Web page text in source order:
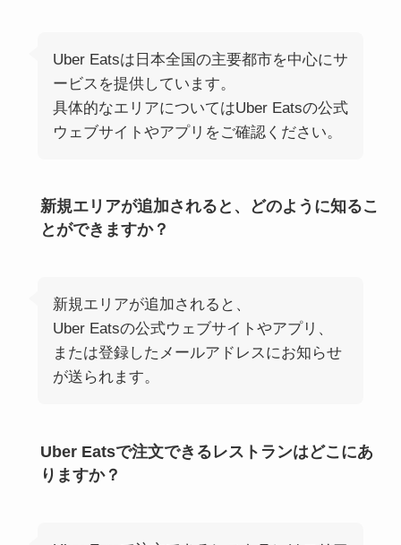
Uber Eatsは日本全国の主要都市を中心にサ
ービスを提供しています。
具体的なエリアについてはUber Eatsの公式
ウェブサイトやアプリをご確認ください。
新規エリアが追加されると、どのように知るこ
とができますか？
新規エリアが追加されると、
Uber Eatsの公式ウェブサイトやアプリ、
または登録したメールアドレスにお知らせ
が送られます。
Uber Eatsで注文できるレストランはどこにあ
りますか？